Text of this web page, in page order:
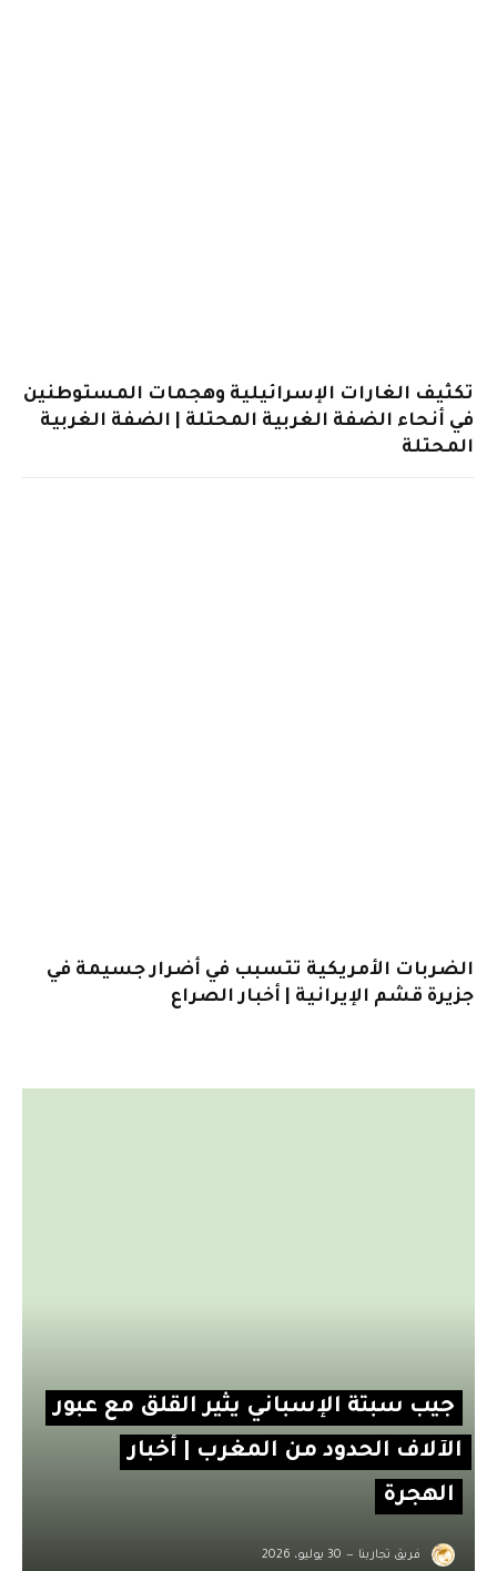
تكثيف الغارات الإسرائيلية وهجمات المستوطنين
في أنحاء الضفة الغربية المحتلة | الضفة الغربية
المحتلة
الضربات الأمريكية تتسبب في أضرار جسيمة في
جزيرة قشم الإيرانية | أخبار الصراع
جيب سبتة الإسباني يثير القلق مع عبور
الآلاف الحدود من المغرب | أخبار
الهجرة
فريق تجاربنا 30 يوليو، 2026